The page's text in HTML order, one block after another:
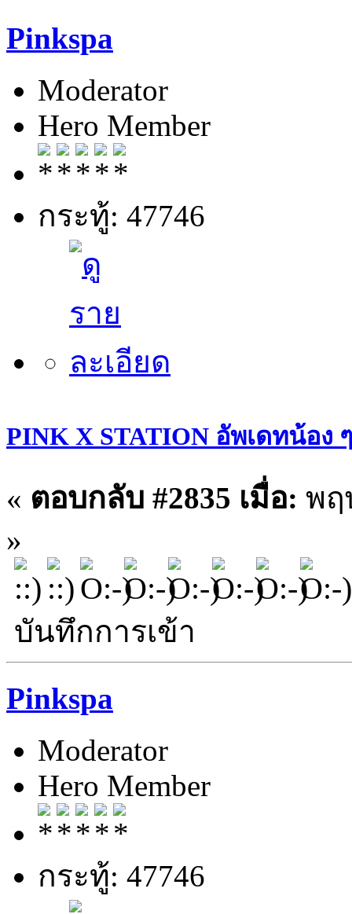
Pinkspa
Moderator
Hero Member
กระทู้: 47746
PINK X STATION อัพเดทน้อง
« ตอบกลับ #2835 เมื่อ: พฤ
»
บันทึกการเข้า
Pinkspa
Moderator
Hero Member
กระทู้: 47746